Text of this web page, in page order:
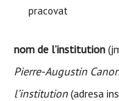
pracovat
nom de l’institution
Pierre-Augustin
l’institution (adresa